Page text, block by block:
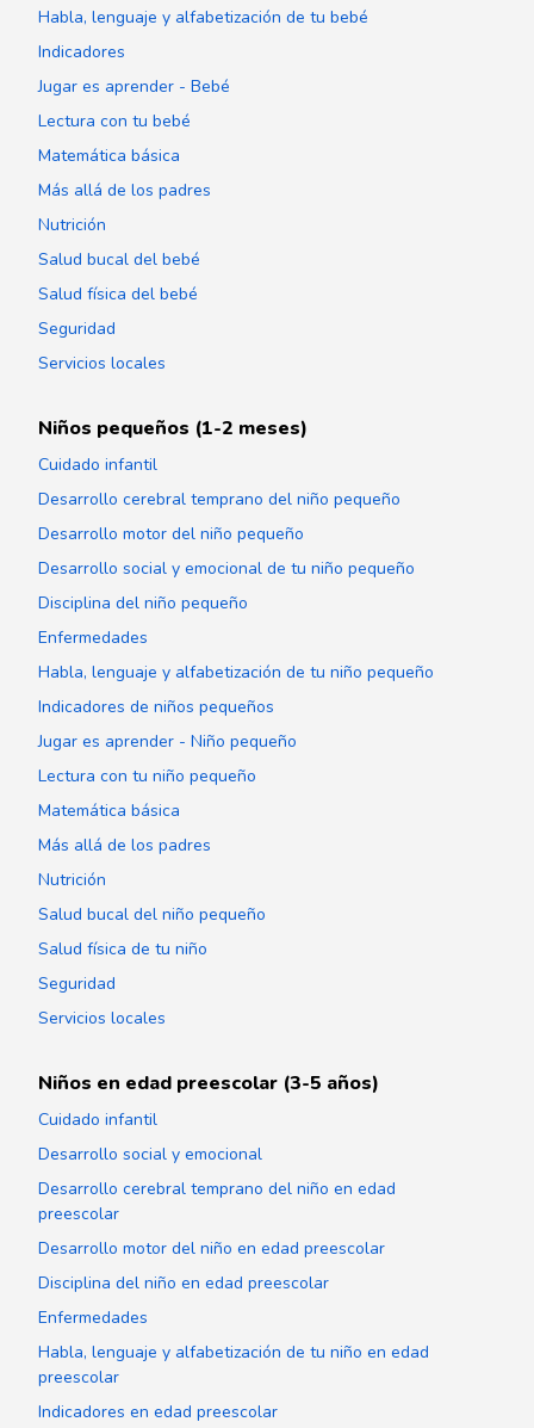
Habla, lenguaje y alfabetización de tu bebé
Indicadores
Jugar es aprender - Bebé
Lectura con tu bebé
Matemática básica
Más allá de los padres
Nutrición
Salud bucal del bebé
Salud física del bebé
Seguridad
Servicios locales
Niños pequeños (1-2 meses)
Cuidado infantil
Desarrollo cerebral temprano del niño pequeño
Desarrollo motor del niño pequeño
Desarrollo social y emocional de tu niño pequeño
Disciplina del niño pequeño
Enfermedades
Habla, lenguaje y alfabetización de tu niño pequeño
Indicadores de niños pequeños
Jugar es aprender - Niño pequeño
Lectura con tu niño pequeño
Matemática básica
Más allá de los padres
Nutrición
Salud bucal del niño pequeño
Salud física de tu niño
Seguridad
Servicios locales
Niños en edad preescolar (3-5 años)
Cuidado infantil
Desarrollo social y emocional
Desarrollo cerebral temprano del niño en edad
preescolar
Desarrollo motor del niño en edad preescolar
Disciplina del niño en edad preescolar
Enfermedades
Habla, lenguaje y alfabetización de tu niño en edad
preescolar
Indicadores en edad preescolar